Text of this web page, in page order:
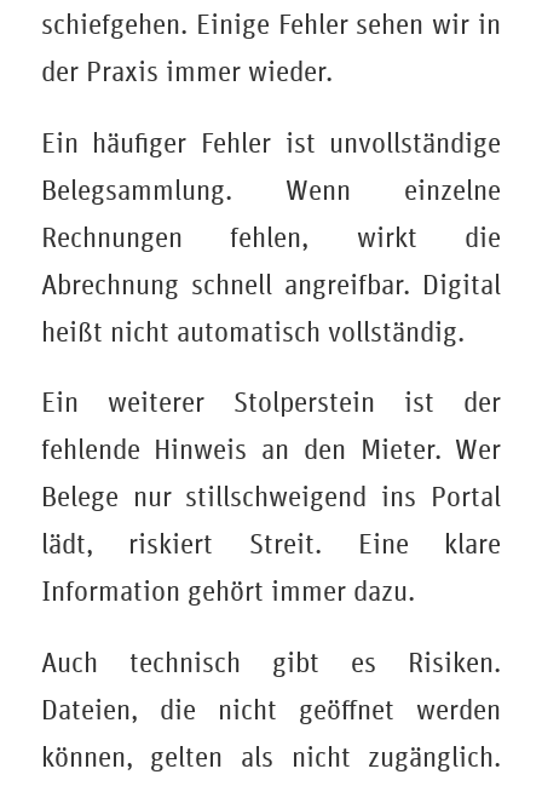
schiefgehen. Einige Fehler sehen wir in
der Praxis immer wieder.
Ein häufiger Fehler ist unvollständige
Belegsammlung. Wenn einzelne
Rechnungen fehlen, wirkt die
Abrechnung schnell angreifbar. Digital
heißt nicht automatisch vollständig.
Ein weiterer Stolperstein ist der
fehlende Hinweis an den Mieter. Wer
Belege nur stillschweigend ins Portal
lädt, riskiert Streit. Eine klare
Information gehört immer dazu.
Auch technisch gibt es Risiken.
Dateien, die nicht geöffnet werden
können, gelten als nicht zugänglich.